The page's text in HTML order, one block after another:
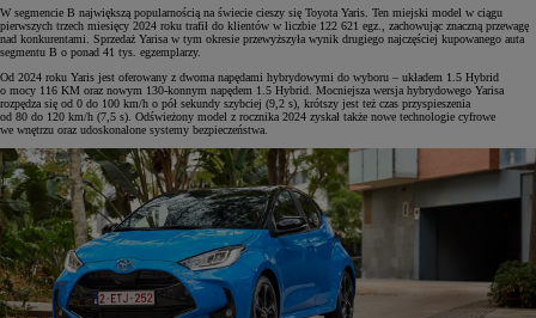
W segmencie B największą popularnością na świecie cieszy się Toyota Yaris. Ten miejski model w ciągu
pierwszych trzech miesięcy 2024 roku trafił do klientów w liczbie 122 621 egz., zachowując znaczną przewagę
nad konkurentami. Sprzedaż Yarisa w tym okresie przewyższyła wynik drugiego najczęściej kupowanego auta
segmentu B o ponad 41 tys. egzemplarzy.
Od 2024 roku Yaris jest oferowany z dwoma napędami hybrydowymi do wyboru – układem 1.5 Hybrid
o mocy 116 KM oraz nowym 130-konnym napędem 1.5 Hybrid. Mocniejsza wersja hybrydowego Yarisa
rozpędza się od 0 do 100 km/h o pół sekundy szybciej (9,2 s), krótszy jest też czas przyspieszenia
od 80 do 120 km/h (7,5 s). Odświeżony model z rocznika 2024 zyskał także nowe technologie cyfrowe
we wnętrzu oraz udoskonalone systemy bezpieczeństwa.